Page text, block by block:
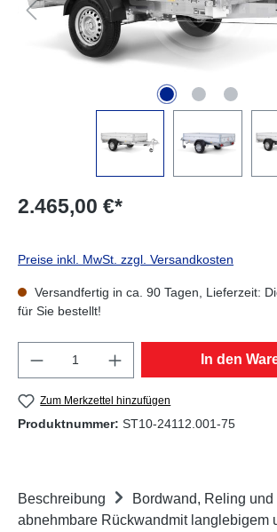
2.465,00 €*
Preise inkl. MwSt. zzgl. Versandkosten
Versandfertig in ca. 90 Tagen, Lieferzeit:
für Sie bestellt!
Produkt Anzahl: Gib den
In den
Zum Merkzettel hinzufügen
Produktnummer: ST10-24112.001-75
Beschreibung
Bordwand, Reling und
abnehmbare Rückwandmit langlebigem